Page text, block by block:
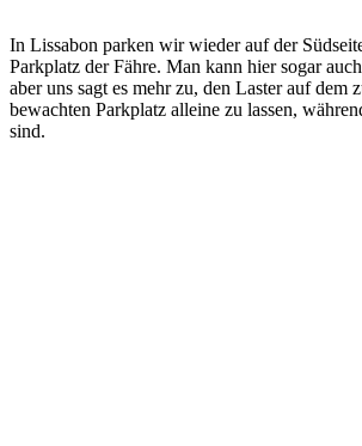
In Lissabon parken wir wieder auf der
Parkplatz der Fähre. Man kann hier sogar
aber uns sagt es mehr zu, den Laster auf dem
bewachten Parkplatz alleine zu lassen,
sind.